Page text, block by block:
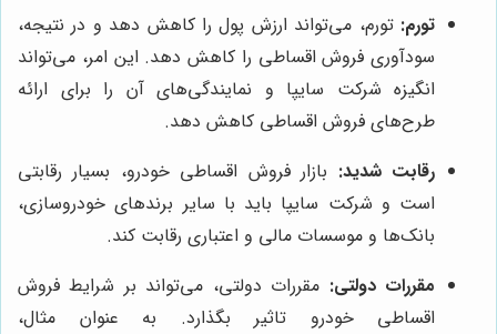
تورم: تورم، می‌تواند ارزش پول را کاهش دهد و در نتیجه،
سودآوری فروش اقساطی را کاهش دهد. این امر، می‌تواند
انگیزه شرکت سایپا و نمایندگی‌های آن را برای ارائه
طرح‌های فروش اقساطی کاهش دهد.
رقابت شدید: بازار فروش اقساطی خودرو، بسیار رقابتی
است و شرکت سایپا باید با سایر برندهای خودروسازی،
بانک‌ها و موسسات مالی و اعتباری رقابت کند.
مقررات دولتی: مقررات دولتی، می‌تواند بر شرایط فروش
اقساطی خودرو تاثیر بگذارد. به عنوان مثال،